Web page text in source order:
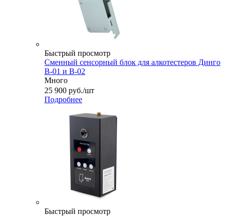
Быстрый просмотр
Сменный сенсорный блок для алкотестеров Динго
В-01 и В-02
Много
25 900 руб./шт
Подробнее
Быстрый просмотр